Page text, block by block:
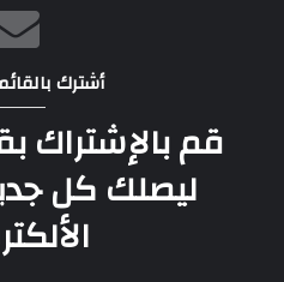
أشترك
قم بالإشتراك
ليصلك كل